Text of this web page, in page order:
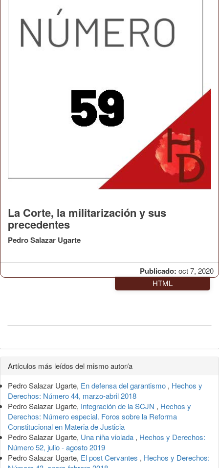
Publicado: oct 7, 2020
La Corte, la militarización y sus
precedentes
Pedro Salazar Ugarte
HTML
Detalles
del
artículo
Artículos más leídos del mismo autor/a
Pedro Salazar Ugarte, En defensa del garantismo , Hechos y
Derechos: Número 44, marzo-abril 2018
Pedro Salazar Ugarte, Integración de la SCJN , Hechos y
Derechos: Número especial. Foros sobre la Reforma
Constitucional en Materia de Justicia
Pedro Salazar Ugarte, Una niña violada , Hechos y Derechos:
Número 52, julio - agosto 2019
Pedro Salazar Ugarte, El post Cervantes , Hechos y Derechos: